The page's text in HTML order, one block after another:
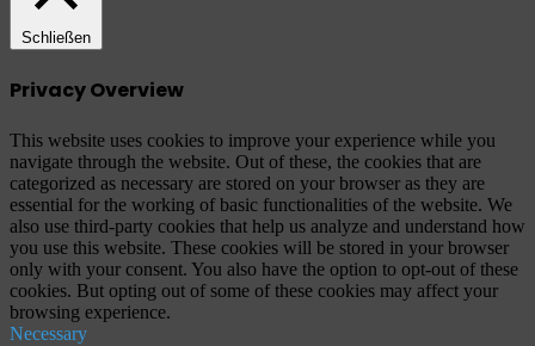
Schließen
Privacy Overview
This website uses cookies to improve your experience while you
navigate through the website. Out of these, the cookies that are
categorized as necessary are stored on your browser as they are
essential for the working of basic functionalities of the website. We
also use third-party cookies that help us analyze and understand how
you use this website. These cookies will be stored in your browser
only with your consent. You also have the option to opt-out of these
cookies. But opting out of some of these cookies may affect your
browsing experience.
Necessary